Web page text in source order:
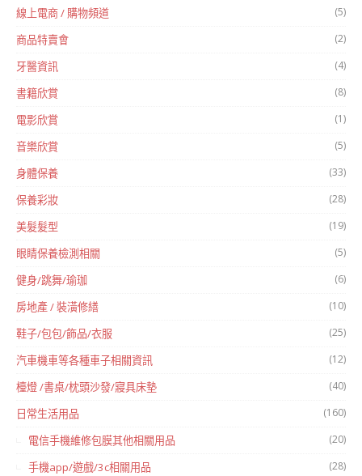
線上電商 / 購物頻道 (5)
商品特賣會 (2)
牙醫資訊 (4)
書籍欣賞 (8)
電影欣賞 (1)
音樂欣賞 (5)
身體保養 (33)
保養彩妝 (28)
美髮髮型 (19)
眼睛保養檢測相關 (5)
健身/跳舞/瑜珈 (6)
房地產 / 裝潢修繕 (10)
鞋子/包包/飾品/衣服 (25)
汽車機車等各種車子相關資訊 (12)
檯燈 /書桌/枕頭沙發/寢具床墊 (40)
日常生活用品 (160)
電信手機維修包膜其他相關用品 (20)
手機app/遊戲/3c相關用品 (28)